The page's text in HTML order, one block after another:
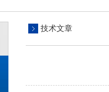
技术文章